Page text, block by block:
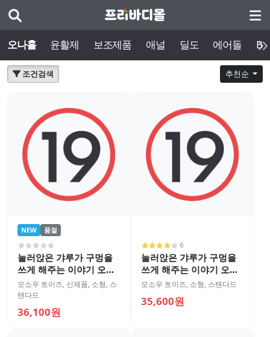
오나홀 윤활제 보조제품 애널 딜도 에어돌
조건검색 추천순
NEW 품절
눌러앉은 갸루가 구멍을
쓰게 해주는 이야기 오나
홀 4
모소우 토이즈, 신제품, 소형, 스
탠다드
36,100원
6
눌러앉은 갸루가 구멍을
쓰게 해주는 이야기 오나
홀 3
모소우 토이즈, 소형, 스탠다드
35,600원